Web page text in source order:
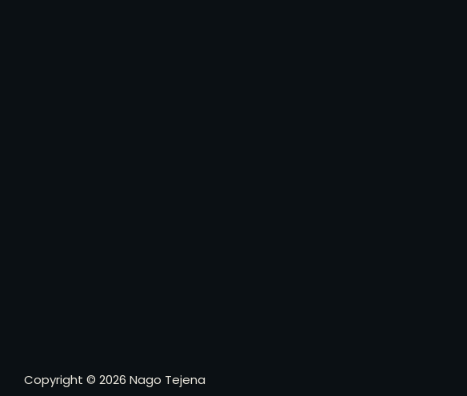
Copyright © 2026 Nago Tejena